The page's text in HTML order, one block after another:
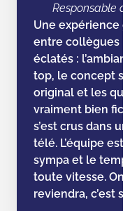
Responsable
Une expérience
entre collègues !
éclatés :
top, le concept
original et les
vraiment bien
s’est crus dans
télé. L’équipe est
sympa et le
toute vitesse. On
reviendra, c’est